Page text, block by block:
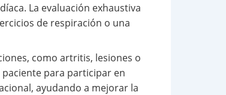
La evaluación exhaustiva
de respiración o una
como artritis, lesiones o
para participar en
ayudando a mejorar la